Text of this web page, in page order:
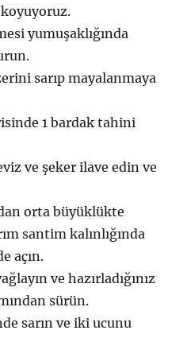
yumuşaklığında
sarıp mayalanmaya
1 bardak tahini
ve şeker ilave edin ve
orta büyüklükte
santim kalınlığında
açın.
ve hazırladığınız
sürün.
sarın ve iki ucunu